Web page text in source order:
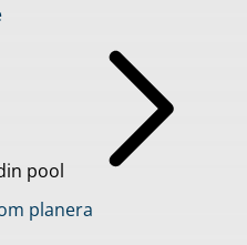
pool
planera